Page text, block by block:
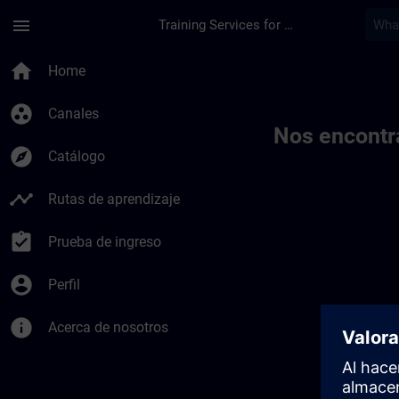
menu Training Services for Digital Industries
home Home
group_work Canales
explore Catálogo
timeline Rutas de aprendizaje
assignment_turned_in Prueba de ingreso
account_circle Perfil
info Acerca de nosotros
Nos